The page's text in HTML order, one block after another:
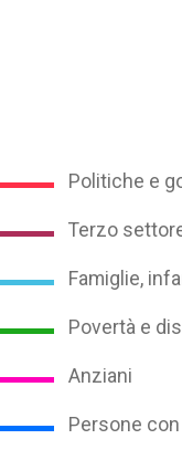
Politiche e
Terzo
Famiglie,
Povertà e
Anziani
Persone